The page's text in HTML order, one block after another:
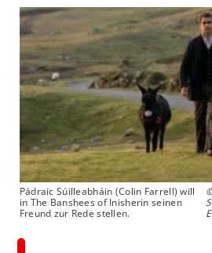
Pádraic Súilleabháin (Colin Farrell) will
in The Banshees of Inisherin seinen
Freund zur Rede stellen.